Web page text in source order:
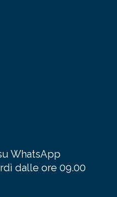
WhatsApp
dalle ore 09.00